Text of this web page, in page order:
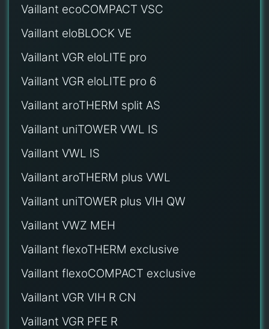
Vaillant ecoCOMPACT VSC
Vaillant eloBLOCK VE
Vaillant VGR eloLITE pro
Vaillant VGR eloLITE pro 6
Vaillant aroTHERM split AS
Vaillant uniTOWER VWL IS
Vaillant VWL IS
Vaillant aroTHERM plus VWL
Vaillant uniTOWER plus VIH QW
Vaillant VWZ MEH
Vaillant flexoTHERM exclusive
Vaillant flexoCOMPACT exclusive
Vaillant VGR VIH R CN
Vaillant VGR PFE R